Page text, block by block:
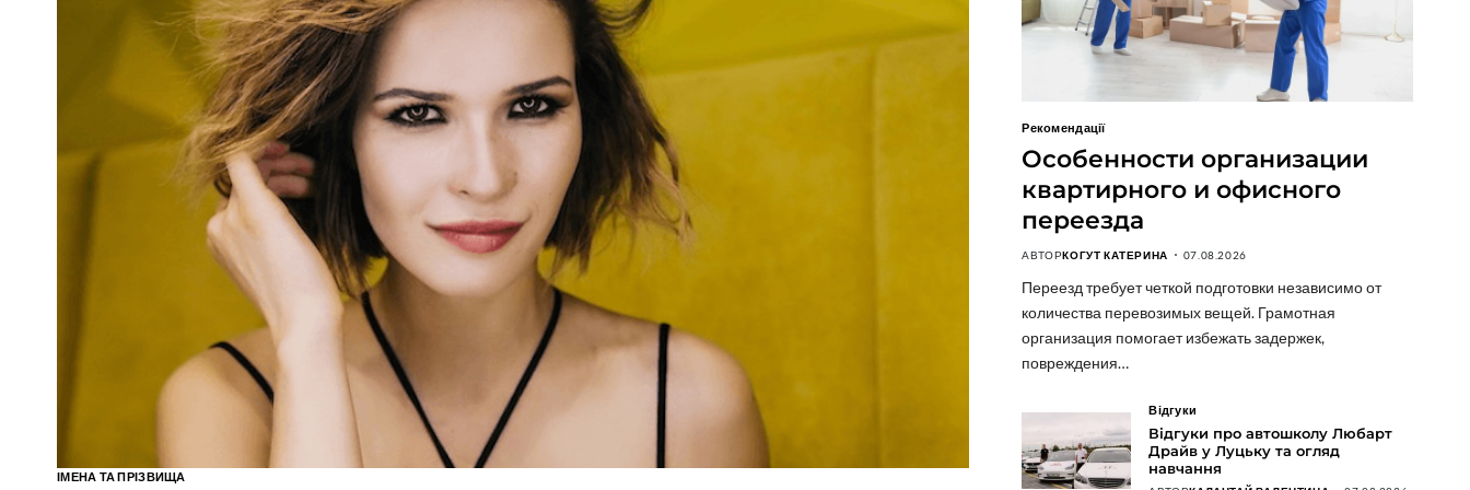
ІМЕНА ТА ПРІЗВИЩА
Рекомендації
Особенности организации
квартирного и офисного
переезда
АВТОРКОГУТ КАТЕРИНА 07.08.2026
Переезд требует четкой подготовки независимо от
количества перевозимых вещей. Грамотная
организация помогает избежать задержек,
повреждения…
Відгуки
Відгуки про автошколу Любарт
Драйв у Луцьку та огляд
навчання